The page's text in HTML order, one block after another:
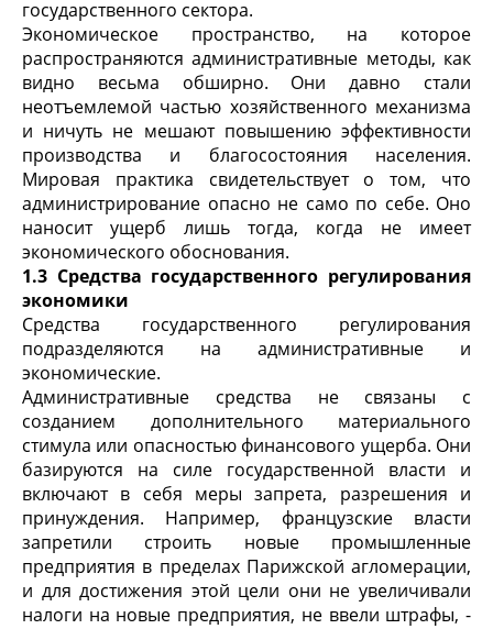
государственного сектора.
Экономическое пространство, на которое
распространяются административные методы, как
видно весьма обширно. Они давно стали
неотъемлемой частью хозяйственного механизма
и ничуть не мешают повышению эффективности
производства и благосостояния населения.
Мировая практика свидетельствует о том, что
администрирование опасно не само по себе. Оно
наносит ущерб лишь тогда, когда не имеет
экономического обоснования.
1.3 Средства государственного регулирования
экономики
Средства государственного регулирования
подразделяются на административные и
экономические.
Административные средства не связаны с
созданием дополнительного материального
стимула или опасностью финансового ущерба. Они
базируются на силе государственной власти и
включают в себя меры запрета, разрешения и
принуждения. Например, французские власти
запретили строить новые промышленные
предприятия в пределах Парижской агломерации,
и для достижения этой цели они не увеличивали
налоги на новые предприятия, не ввели штрафы, -